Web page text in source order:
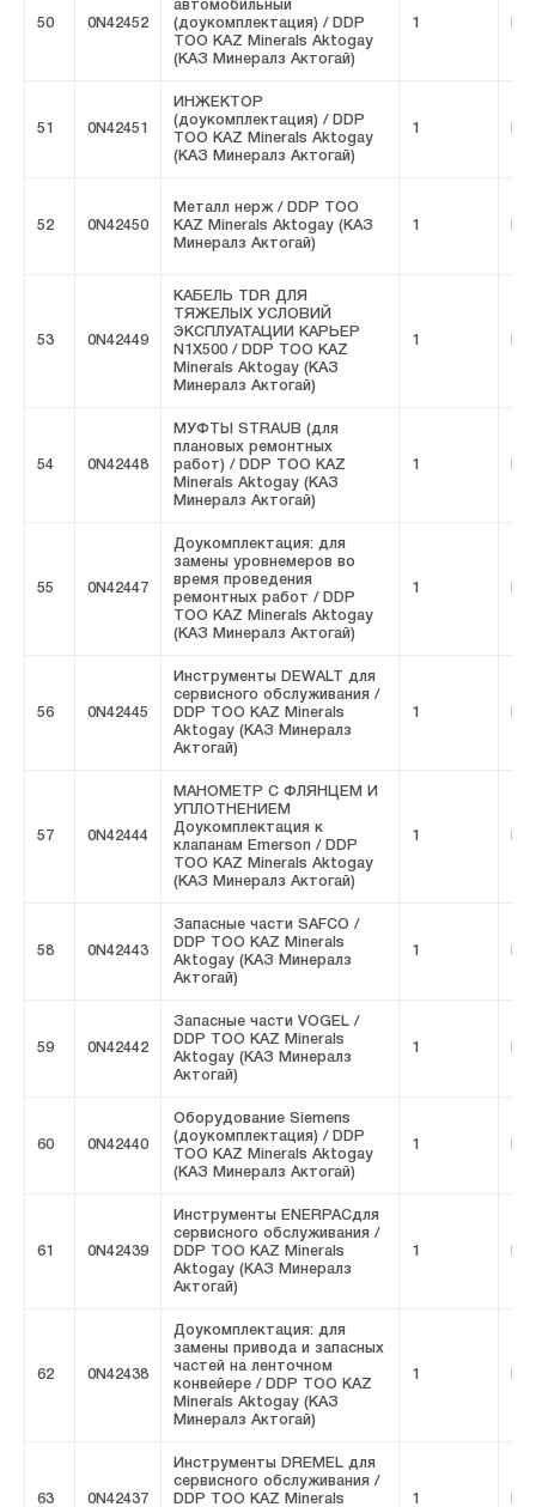
50 0N42452
автомобильный
(доукомплектация) / DDP
ТОО KAZ Minerals Aktogay
(КАЗ Минералз Актогай)
1
51 0N42451
ИНЖЕКТОР
(доукомплектация) / DDP
ТОО KAZ Minerals Aktogay
(КАЗ Минералз Актогай)
1
52 0N42450
Металл нерж / DDP ТОО
KAZ Minerals Aktogay (КАЗ
Минералз Актогай)
1
53 0N42449
КАБЕЛЬ TDR ДЛЯ
ТЯЖЕЛЫХ УСЛОВИЙ
ЭКСПЛУАТАЦИИ КАРЬЕР
N1X500 / DDP ТОО KAZ
Minerals Aktogay (КАЗ
Минералз Актогай)
1
54 0N42448
МУФТЫ STRAUB (для
плановых ремонтных
работ) / DDP ТОО KAZ
Minerals Aktogay (КАЗ
Минералз Актогай)
1
55 0N42447
Доукомплектация: для
замены уровнемеров во
время проведения
ремонтных работ / DDP
ТОО KAZ Minerals Aktogay
(КАЗ Минералз Актогай)
1
56 0N42445
Инструменты DEWALT для
сервисного обслуживания /
DDP ТОО KAZ Minerals
Aktogay (КАЗ Минералз
Актогай)
1
57 0N42444
МАНОМЕТР С ФЛЯНЦЕМ И
УПЛОТНЕНИЕМ
Доукомплектация к
клапанам Emerson / DDP
ТОО KAZ Minerals Aktogay
(КАЗ Минералз Актогай)
1
58 0N42443
Запасные части SAFCO /
DDP ТОО KAZ Minerals
Aktogay (КАЗ Минералз
Актогай)
1
59 0N42442
Запасные части VOGEL /
DDP ТОО KAZ Minerals
Aktogay (КАЗ Минералз
Актогай)
1
60 0N42440
Оборудование Siemens
(доукомплектация) / DDP
ТОО KAZ Minerals Aktogay
(КАЗ Минералз Актогай)
1
61 0N42439
Инструменты ENERPACдля
сервисного обслуживания /
DDP ТОО KAZ Minerals
Aktogay (КАЗ Минералз
Актогай)
1
62 0N42438
Доукомплектация: для
замены привода и запасных
частей на ленточном
конвейере / DDP ТОО KAZ
Minerals Aktogay (КАЗ
Минералз Актогай)
1
63 0N42437
Инструменты DREMEL для
сервисного обслуживания /
DDP ТОО KAZ Minerals
1